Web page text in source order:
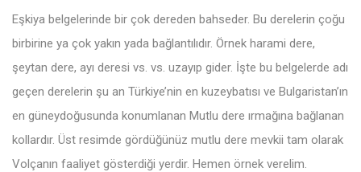
Eşkiya belgelerinde bir çok dereden bahseder. Bu derelerin çoğu
birbirine ya çok yakın yada bağlantılıdır. Örnek harami dere,
şeytan dere, ayı deresi vs. vs. uzayıp gider. İşte bu belgelerde adı
geçen derelerin şu an Türkiye’nin en kuzeybatısı ve Bulgaristan’ın
en güneydoğusunda konumlanan Mutlu dere ırmağına bağlanan
kollardır. Üst resimde gördüğünüz mutlu dere mevkii tam olarak
Volçanın faaliyet gösterdiği yerdir. Hemen örnek verelim.